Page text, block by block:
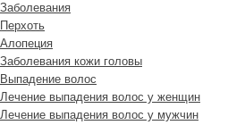
Заболевания
Перхоть
Алопеция
Заболевания кожи головы
Выпадение волос
Лечение выпадения волос у женщин
Лечение выпадения волос у мужчин